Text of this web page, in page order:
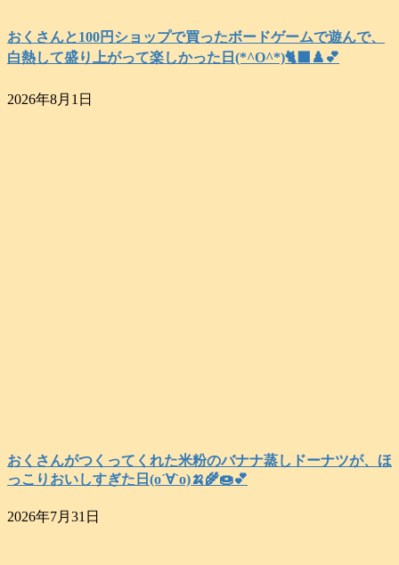
おくさんと100円ショップで買ったボードゲームで遊んで、
白熱して盛り上がって楽しかった日(*^O^*)🐈‍⬛♟️💕
2026年8月1日
おくさんがつくってくれた米粉のバナナ蒸しドーナツが、ほ
っこりおいしすぎた日(о´∀`о)🍌🌾🍩💕
2026年7月31日